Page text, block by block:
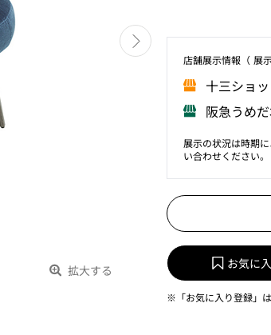
拡大する
店舗展⽰情報（ 展
⼗三ショ
阪急うめ
展示の状況は時期
い合わせください。
お気に
※「お気に入り登録」